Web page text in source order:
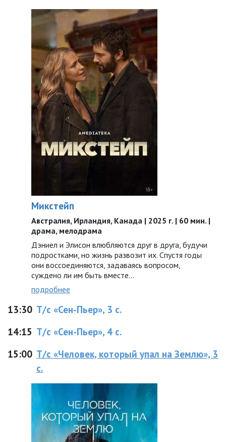
Микстейп
Австралия, Ирландия, Канада | 2025 г. | 60 мин. |
драма, мелодрама
Дэниел и Элисон влюбляются друг в друга, будучи
подростками, но жизнь развозит их. Спустя годы
они воссоединяются, задаваясь вопросом,
суждено ли им быть вместе…
подробнее
13:30 Т/с «Сен-Пьер», 3 с.
14:15 Т/с «Сен-Пьер», 4 с.
15:00 Т/с «Человек, который упал на Землю», 3
с.